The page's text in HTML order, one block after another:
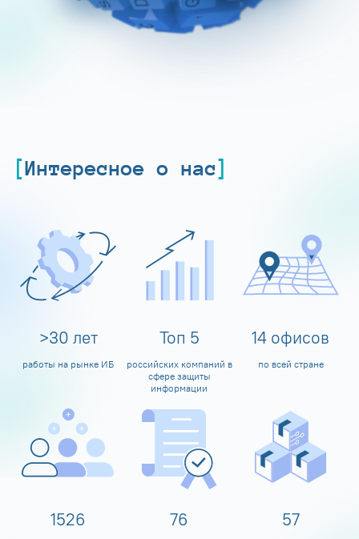
Интересное о нас
>30 лет
работы на рынке ИБ
Топ 5
российских компаний в
сфере защиты
информации
14 офисов
по всей стране
1600 80 60